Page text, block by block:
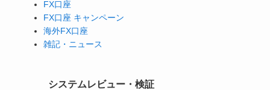
FX口座
FX口座 キャンペーン
海外FX口座
雑記・ニュース
システムレビュー・検証